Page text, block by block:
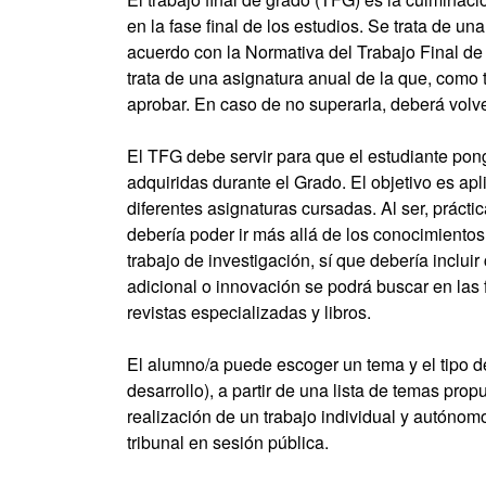
en la fase final de los estudios. Se trata de
acuerdo con la Normativa del Trabajo Final
trata de una asignatura anual de la que,
aprobar. En caso de no superarla, deberá
El TFG debe servir para que el estudiante
adquiridas durante el Grado. El objetivo es
diferentes asignaturas cursadas. Al ser,
debería poder ir más allá de los
trabajo de investigación, sí que debería
adicional o innovación se podrá buscar en
revistas especializadas y libros.
El alumno/a puede escoger un tema y el tipo
desarrollo), a partir de una lista de temas
realización de un trabajo individual y
tribunal en sesión pública.